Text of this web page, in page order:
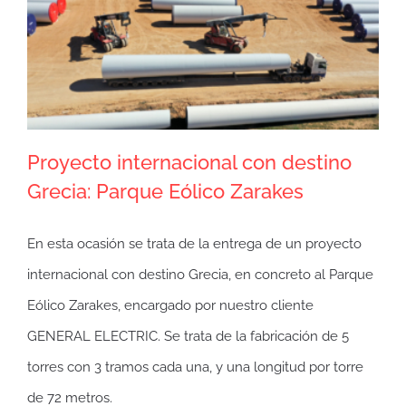
Soliedra
para
GENERAL
ELECTRIC
Proyecto internacional con destino
Grecia: Parque Eólico Zarakes
En esta ocasión se trata de la entrega de un proyecto
internacional con destino Grecia, en concreto al Parque
Eólico Zarakes, encargado por nuestro cliente
GENERAL ELECTRIC. Se trata de la fabricación de 5
torres con 3 tramos cada una, y una longitud por torre
de 72 metros.